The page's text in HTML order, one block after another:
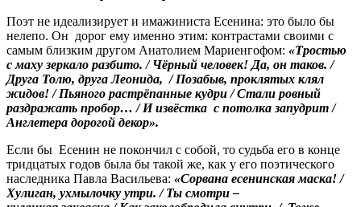
Поэт не идеализирует и имажиниста Есенина: это было бы
нелепо. Он дорог ему именно этим: контрастами своими с
самым близким другом Анатолием Мариенгофом: «Тростью
с маху зеркало разбито. / Чёрный человек! Да, он таков. /
Друга Толю, друга Леонида, / Позабыв, проклятых клял
жидов! / Пьяного растрёпанные кудри / Стали ровный
раздражать пробор… / И извёстка с потолка запудрит /
Англетера дорогой декор».
Если бы Есенин не покончил с собой, то судьба его в конце
тридцатых годов была бы такой же, как у его поэтического
наследника Павла Васильева: «Сорвана есенинская маска! /
Хулиган, ухмылочку утри. / Ты смотри –